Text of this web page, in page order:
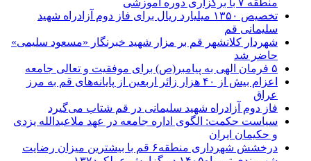
منطقه ۷ با برگزاری دوره آموزشی
تخصیص ۱۳۵۰ میلیارد ریال برای فاز دوم آزادراه شهید
سلیمانی قم
شهردار کلانشهر قم بر مزار شهید خبرنگار «مسعود سلیمی»
حاضر شد
۵ فرمان الهی به پیامبر(ص) برای موفقیت و تعالی جامعه
اعزام بیش از ۴۰ هزار زائر اربعین از پایانه‌های قم به مرز
عراق
فاز دوم آزادراه شهید سلیمانی در قم شتاب می‌گیرد
سیاست حکمت: الگوی اداره جامعه در عهد ملاعبدالله یزدی
و حکیمان ایران
درخشش شهرداری منطقه۶ قم با بیشترین میزان رضایت